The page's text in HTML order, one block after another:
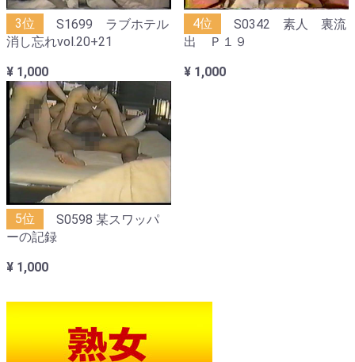
3位
S1699 ラブホテル
消し忘れvol.20+21
¥ 1,000
4位
S0342 素人 裏流
出 Ｐ１９
¥ 1,000
5位
S0598 某スワッパ
ーの記録
¥ 1,000